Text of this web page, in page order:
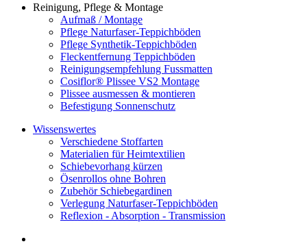
Reinigung, Pflege & Montage
Aufmaß / Montage
Pflege Naturfaser-Teppichböden
Pflege Synthetik-Teppichböden
Fleckentfernung Teppichböden
Reinigungsempfehlung Fussmatten
Cosiflor® Plissee VS2 Montage
Plissee ausmessen & montieren
Befestigung Sonnenschutz
Wissenswertes
Verschiedene Stoffarten
Materialien für Heimtextilien
Schiebevorhang kürzen
Ösenrollos ohne Bohren
Zubehör Schiebegardinen
Verlegung Naturfaser-Teppichböden
Reflexion - Absorption - Transmission